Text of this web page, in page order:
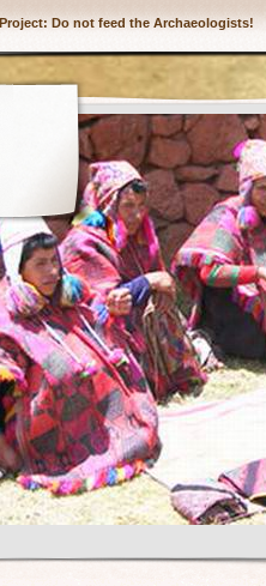
Do not feed the Archaeologists!